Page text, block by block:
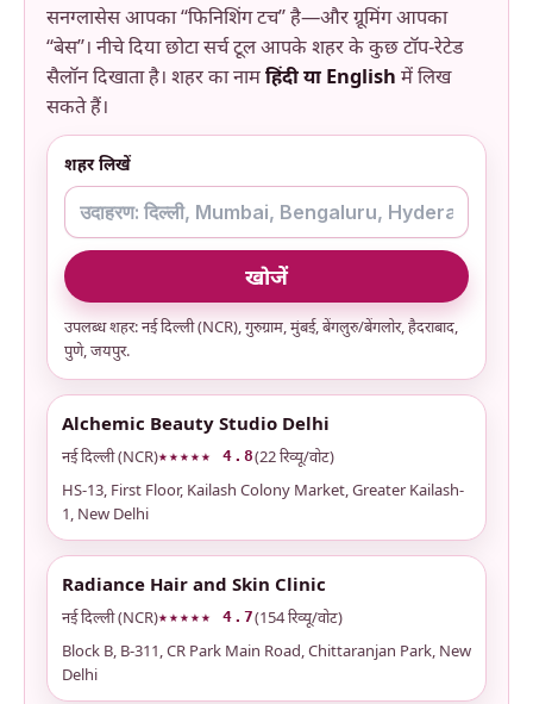
सनग्लासेस आपका “फिनिशिंग टच” है—और ग्रूमिंग आपका
“बेस”। नीचे दिया छोटा सर्च टूल आपके शहर के कुछ टॉप-रेटेड
सैलॉन दिखाता है। शहर का नामहिंदी या English में लिख
सकते हैं।
शहर लिखें
खोजें
उपलब्ध शहर: नई दिल्ली (NCR), गुरुग्राम, मुंबई, बेंगलुरु/बेंगलोर, हैदराबाद,
पुणे, जयपुर.
Alchemic Beauty Studio Delhi
नई दिल्ली (NCR)★★★★★ 4.8(22 रिव्यू/वोट)
HS-13, First Floor, Kailash Colony Market, Greater Kailash-
1, New Delhi
Radiance Hair and Skin Clinic
नई दिल्ली (NCR)★★★★★ 4.7(154 रिव्यू/वोट)
Block B, B-311, CR Park Main Road, Chittaranjan Park, New
Delhi